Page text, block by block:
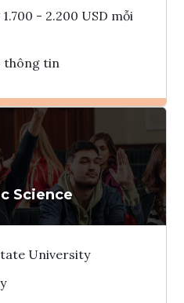
- 2.200 USD mỗi
thông tin
Ghi danh
Tham vấn Interlink
Science
University